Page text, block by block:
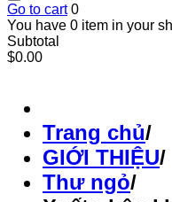
Go to cart 0
You have 0 item in your
Subtotal
$0.00
Trang chủ/
GIỚI THIỆU/
Thư ngỏ/